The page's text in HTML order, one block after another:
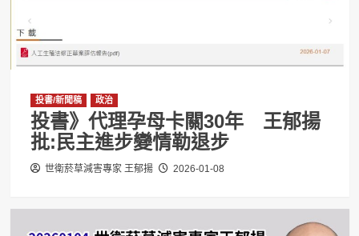
投書/新聞稿 政治
投書》代理孕母卡關30年 王郁揚
批:民主進步變情勒退步
世衛菸草減害專家 王郁揚 2026-01-08